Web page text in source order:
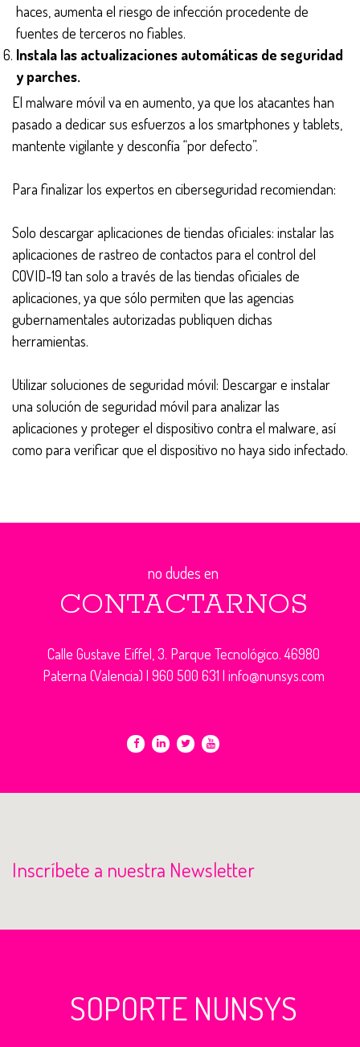
haces, aumenta el riesgo de infección procedente de
fuentes de terceros no fiables.
Instala las actualizaciones automáticas de seguridad
y parches.
El malware móvil va en aumento, ya que los atacantes han
pasado a dedicar sus esfuerzos a los smartphones y tablets,
mantente vigilante y desconfía “por defecto”.
Para finalizar los expertos en ciberseguridad recomiendan:
Solo descargar aplicaciones de tiendas oficiales: instalar las
aplicaciones de rastreo de contactos para el control del
COVID-19 tan solo a través de las tiendas oficiales de
aplicaciones, ya que sólo permiten que las agencias
gubernamentales autorizadas publiquen dichas
herramientas.
Utilizar soluciones de seguridad móvil: Descargar e instalar
una solución de seguridad móvil para analizar las
aplicaciones y proteger el dispositivo contra el malware, así
como para verificar que el dispositivo no haya sido infectado.
no dudes en
CONTACTARNOS
Calle Gustave Eiffel, 3. Parque Tecnológico. 46980
Paterna (Valencia) | 960 500 631 | info@nunsys.com
Inscríbete a nuestra Newsletter
SOPORTE NUNSYS